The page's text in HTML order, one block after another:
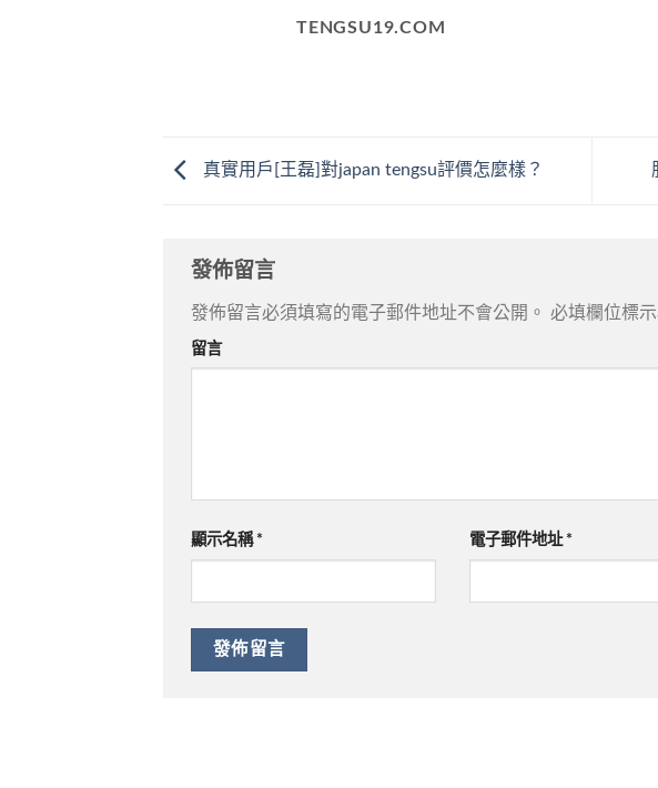
TENGSU19.COM
真實用戶[王磊]對japan tengsu評價怎麼樣？
發佈留言
發佈留言必須填寫的電子郵件地址不會公開。 必填欄位標
留言
顯示名稱 * 電子郵件地址 *